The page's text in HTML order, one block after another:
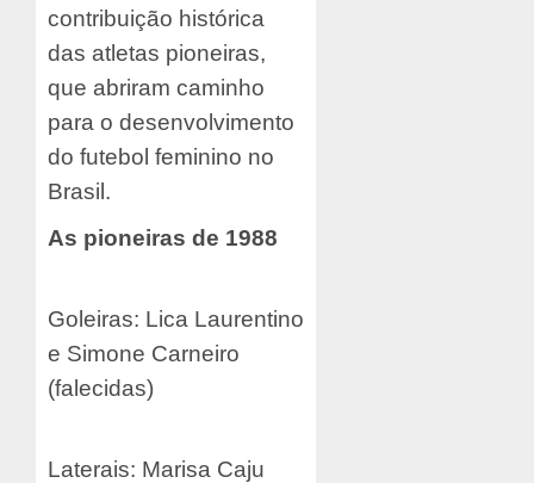
contribuição histórica
das atletas pioneiras,
que abriram caminho
para o desenvolvimento
do futebol feminino no
Brasil.
As pioneiras de 1988
Goleiras: Lica Laurentino
e Simone Carneiro
(falecidas)
Laterais: Marisa Caju